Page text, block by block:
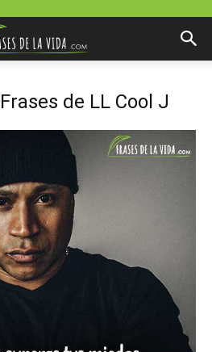
de LL Cool J